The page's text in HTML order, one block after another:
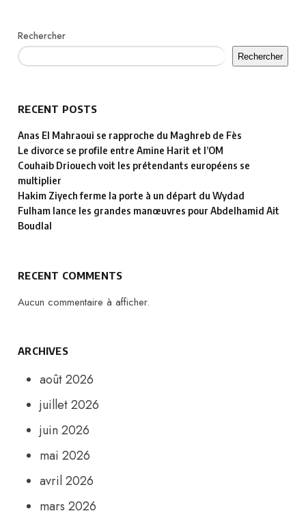
Rechercher
Rechercher
RECENT POSTS
Anas El Mahraoui se rapproche du Maghreb de Fès
Le divorce se profile entre Amine Harit et l’OM
Couhaib Driouech voit les prétendants européens se
multiplier
Hakim Ziyech ferme la porte à un départ du Wydad
Fulham lance les grandes manœuvres pour Abdelhamid Ait
Boudlal
RECENT COMMENTS
Aucun commentaire à afficher.
ARCHIVES
août 2026
juillet 2026
juin 2026
mai 2026
avril 2026
mars 2026